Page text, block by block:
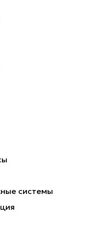
системы